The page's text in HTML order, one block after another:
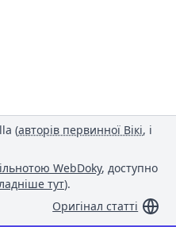
(авторів первинної Вікі, і
WebDoky, доступно
тут).
Оригінал статті